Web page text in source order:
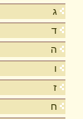
ג
ד
ה
ו
ז
ח